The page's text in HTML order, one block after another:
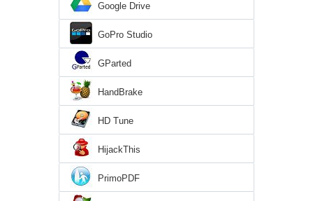
Google Drive
GoPro Studio
GParted
HandBrake
HD Tune
HijackThis
PrimoPDF